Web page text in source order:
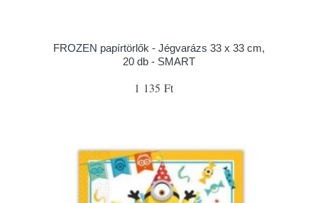
FROZEN papírtörlők - Jégvarázs 33 x 33 cm,
20 db - SMART
1 135 Ft